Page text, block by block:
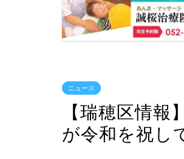
ニュース
【瑞穂区情
が令和を祝し